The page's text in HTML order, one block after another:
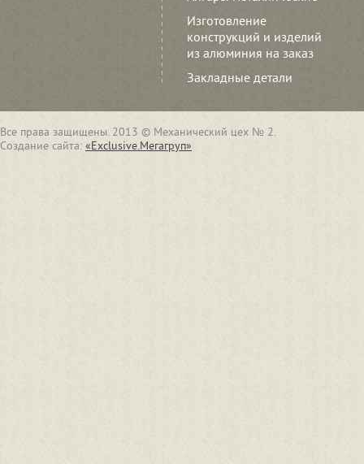
Изготовление
конструкций и изделий
из алюминия на заказ
Закладные детали
Все права защищены. 2013 © Механический цех № 2.
Создание сайта: «Exclusive.Мегагруп»